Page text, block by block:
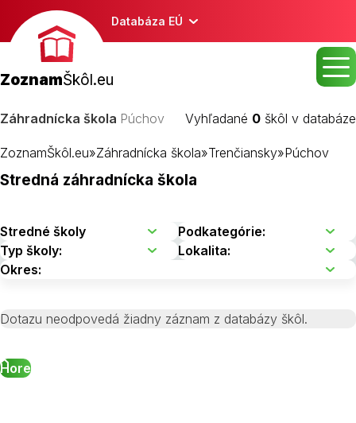
Databáza EÚ
ZoznamŠkôl.eu
Záhradnícka škola Púchov Vyhľadané 0 škôl v databáze
ZoznamŠkôl.eu»Záhradnícka škola»Trenčiansky»Púchov
Stredná záhradnícka škola
Dotazu neodpovedá žiadny záznam z databázy škôl.
Hore